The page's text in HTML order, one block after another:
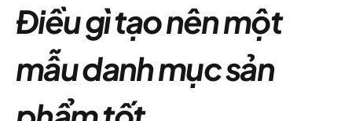
Điều gì tạo nên một
mẫu danh mục sản